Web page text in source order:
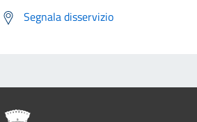
Segnala disservizio